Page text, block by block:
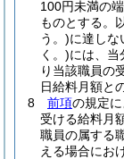
100円未満の
ものとする。
う。)に達しな
く。)には、当
り当該職員の
日給料月額と
8
前項の規定
受ける給料月
職員の属する
える場合にお